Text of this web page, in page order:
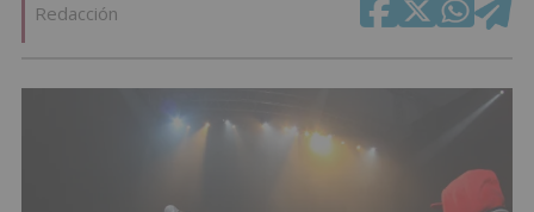
Redacción